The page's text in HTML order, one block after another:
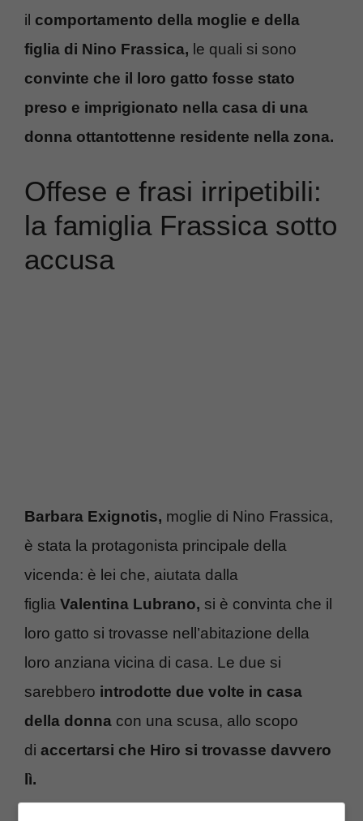
il comportamento della moglie e della
figlia di Nino Frassica, le quali si sono
convinte che il loro gatto fosse stato
preso e imprigionato nella casa di una
donna ottantottenne residente nella zona.
Offese e frasi irripetibili:
la famiglia Frassica sotto
accusa
Barbara Exignotis, moglie di Nino Frassica,
è stata la protagonista principale della
vicenda: è lei che, aiutata dalla
figlia Valentina Lubrano, si è convinta che il
loro gatto si trovasse nell’abitazione della
loro anziana vicina di casa. Le due si
sarebbero introdotte due volte in casa
della donna con una scusa, allo scopo
di accertarsi che Hiro si trovasse davvero
lì.